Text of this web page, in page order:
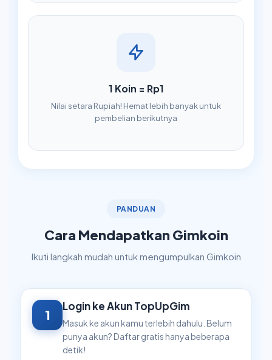
1 Koin = Rp1
Nilai setara Rupiah! Hemat lebih banyak untuk
pembelian berikutnya
PANDUAN
Cara Mendapatkan Gimkoin
Ikuti langkah mudah untuk mengumpulkan Gimkoin
1
Login ke Akun TopUpGim
Masuk ke akun kamu terlebih dahulu. Belum
punya akun? Daftar gratis hanya beberapa
detik!